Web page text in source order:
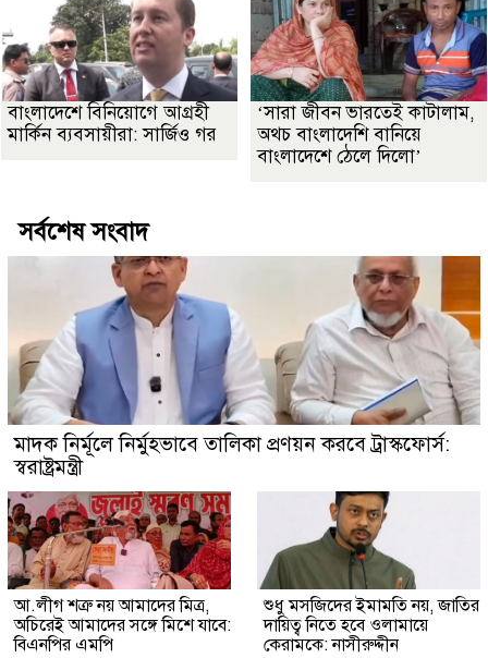
বাংলাদেশে বিনিয়োগে আগ্রহী
মার্কিন ব্যবসায়ীরা: সার্জিও গর
‘সারা জীবন ভারতেই কাটালাম,
অথচ বাংলাদেশি বানিয়ে
বাংলাদেশে ঠেলে দিলো’
সর্বশেষ সংবাদ
মাদক নির্মূলে নির্মুহভাবে তালিকা প্রণয়ন করবে ট্রাস্কফোর্স:
স্বরাষ্ট্রমন্ত্রী
আ.লীগ শত্রু নয় আমাদের মিত্র,
অচিরেই আমাদের সঙ্গে মিশে যাবে:
বিএনপির এমপি
শুধু মসজিদের ইমামতি নয়, জাতির
দায়িত্ব নিতে হবে ওলামায়ে
কেরামকে: নাসীরুদ্দীন